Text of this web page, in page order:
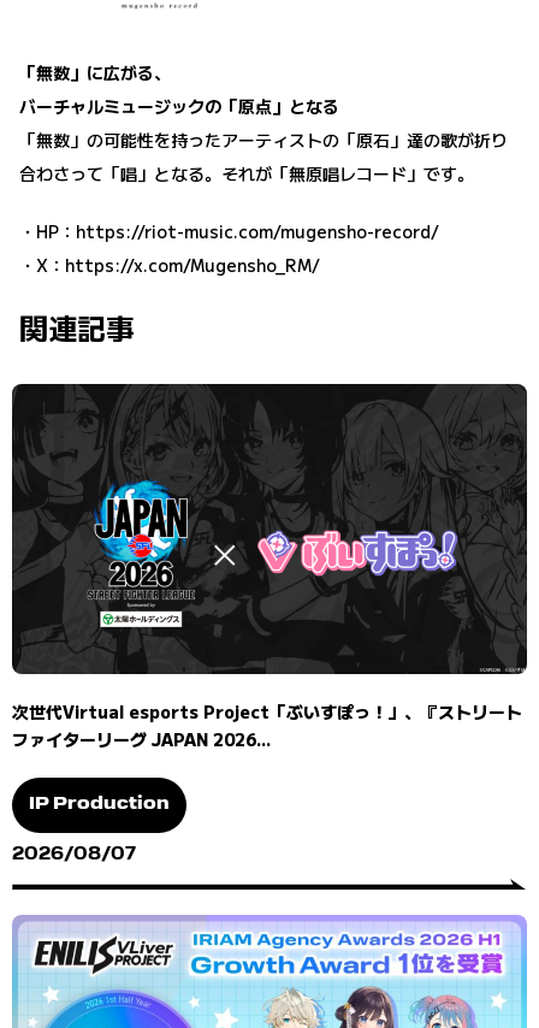
「無数」に広がる、
バーチャルミュージックの「原点」となる
「無数」の可能性を持ったアーティストの「原石」達の歌が折り
合わさって「唱」となる。それが「無原唱レコード」です。
・HP： https://riot-music.com/mugensho-record/
・X： https://x.com/Mugensho_RM/
関連記事
次世代Virtual esports Project「ぶいすぽっ！」、『ストリート
ファイターリーグ JAPAN 2026...
IP Production
2026/08/07